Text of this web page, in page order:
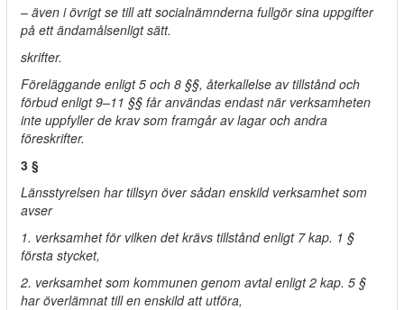
– även i övrigt se till att socialnämnderna fullgör sina uppgifter
på ett ändamålsenligt sätt.
skrifter.
Föreläggande enligt 5 och 8 §§, återkallelse av tillstånd och
förbud enligt 9–11 §§ får användas endast när verksamheten
inte uppfyller de krav som framgår av lagar och andra
föreskrifter.
3 §
Länsstyrelsen har tillsyn över sådan enskild verksamhet som
avser
1. verksamhet för vilken det krävs tillstånd enligt 7 kap. 1 §
första stycket,
2. verksamhet som kommunen genom avtal enligt 2 kap. 5 §
har överlämnat till en enskild att utföra,